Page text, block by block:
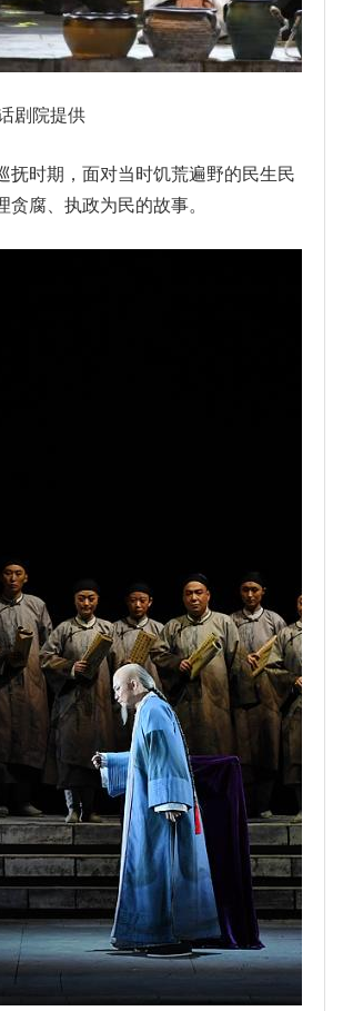
剧院提供
时期，面对当时饥荒遍野的民生民
腐、执政为民的故事。